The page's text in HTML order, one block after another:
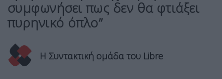
συμφωνήσει πως δεν θα φτιάξει
πυρηνικό όπλο”
Η Συντακτική ομάδα του Libre